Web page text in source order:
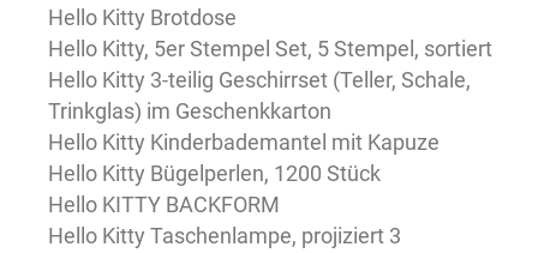
Hello Kitty Brotdose
Hello Kitty, 5er Stempel Set, 5 Stempel, sortiert
Hello Kitty 3-teilig Geschirrset (Teller, Schale,
Trinkglas) im Geschenkkarton
Hello Kitty Kinderbademantel mit Kapuze
Hello Kitty Bügelperlen, 1200 Stück
Hello KITTY BACKFORM
Hello Kitty Taschenlampe, projiziert 3